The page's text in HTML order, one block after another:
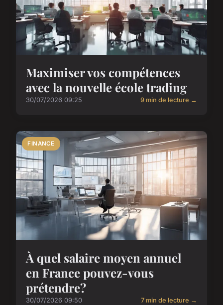
Maximiser vos compétences
avec la nouvelle école trading
30/07/2026 09:25 9 min de lecture →
FINANCE
À quel salaire moyen annuel
en France pouvez-vous
prétendre?
30/07/2026 09:50 7 min de lecture →